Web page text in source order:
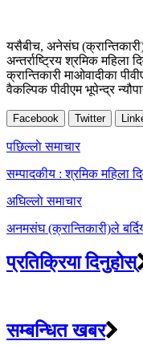
यसैबीच, अनेसंघ (क्रान्तिकारी)
अन्तर्राष्ट्रिय श्रमिक महिला
क्रान्तिकारी माओवादीका
वैकल्पिक पीवीएम भूपेन्द्र
Facebook Twitter
Post
navigation
पछिल्लाे समाचार
सम्पादकीय : श्रमिक महिला
अघिल्लाे समाचार
अनमसंघ (क्रान्तिकारी)ले
प्रतिक्रिया दिनुहोस्
सम्बन्धित खबर